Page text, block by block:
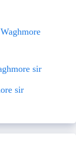
sir
sir